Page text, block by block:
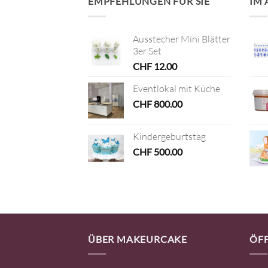
Ausstecher Mini Blätter
3er Set
CHF12.00
Eventlokal mit Küche
CHF800.00
Kindergeburtstag
CHF500.00
ÜBER MAKEURCAKE